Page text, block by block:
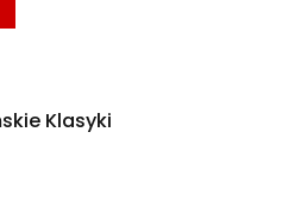
Klasyki